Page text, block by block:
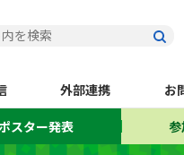
外部連携 お
スター発表